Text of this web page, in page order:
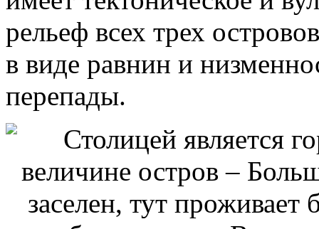
рельеф всех трех
в виде равнин и
перепады.